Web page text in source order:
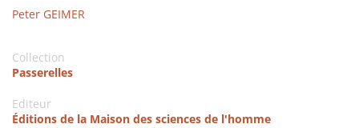
Peter GEIMER
Collection
Passerelles
Editeur
Éditions de la Maison des sciences de l'homme